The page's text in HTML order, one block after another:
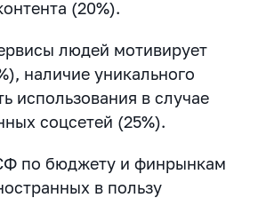
(20%).
людей мотивирует
наличие уникального
использования в случае
соцсетей (25%).
по бюджету и финрынкам
в пользу